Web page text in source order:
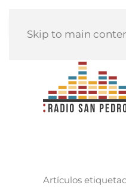
Skip to main
Artículos